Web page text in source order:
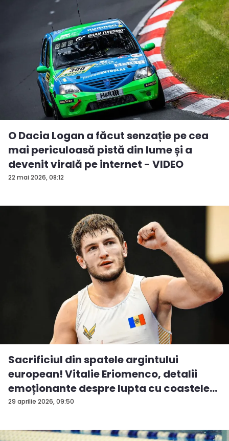
22 mai 2026, 08:12
O Dacia Logan a făcut senzație pe cea
mai periculoasă pistă din lume și a
devenit virală pe internet - VIDEO
29 aprilie 2026, 09:50
Sacrificiul din spatele argintului
european! Vitalie Eriomenco, detalii
emoționante despre lupta cu coastele
t...